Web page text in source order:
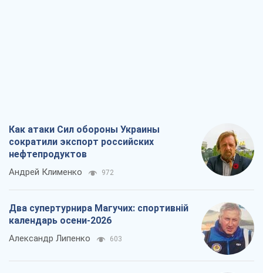
Как атаки Сил обороны Украины
сократили экспорт российских
нефтепродуктов
Андрей Клименко 972
Два супертурнира Магучих: спортивній
календарь осени-2026
Александр Липенко 603